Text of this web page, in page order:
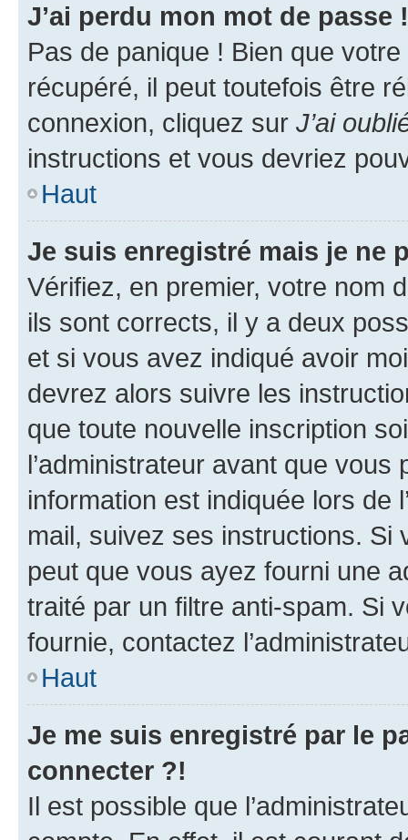
J’ai perdu mon mot de passe !
Pas de panique ! Bien que
récupéré, il peut toutefois être
connexion, cliquez sur J’ai
instructions et vous devriez
Haut
Je suis enregistré mais je ne
Vérifiez, en premier, votre nom
ils sont corrects, il y a deux
et si vous avez indiqué avoir
devrez alors suivre les
que toute nouvelle inscription
l’administrateur avant que
information est indiquée lors de
mail, suivez ses instructions. Si
peut que vous ayez fourni une
traité par un filtre anti-spam. Si
fournie, contactez
Haut
Je me suis enregistré par le
connecter ?!
Il est possible que